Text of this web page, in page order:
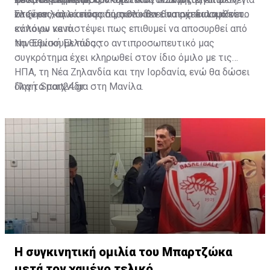
να ξέρει και εκείνος πως θα κάνει το σχεδιασμό του.
Σλούκας, αλλά πόσο δύσκολο θα είναι να καλυφθεί το
εν λόγω κενό.
στην εν λόγω απόφαση, αυτό δεν θα πρέπει να κάνει
κάποιον να πιστέψει πως επιθυμεί να αποσυρθεί από
την Εθνική Ελλάδας.
Να θυμίσουμε πως το αντιπροσωπευτικό μας
συγκρότημα έχει κληρωθεί στον ίδιο όμιλο με τις
ΗΠΑ, τη Νέα Ζηλανδία και την Ιορδανία, ενώ θα δώσει
όλα τα παιχνίδια στη Μανίλα.
Πηγή: Sport24.gr
Η συγκινητική ομιλία του Μπαρτζώκα